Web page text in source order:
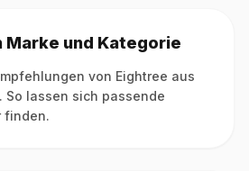
Marke und Kategorie
von Eightree aus
So lassen sich passende
finden.